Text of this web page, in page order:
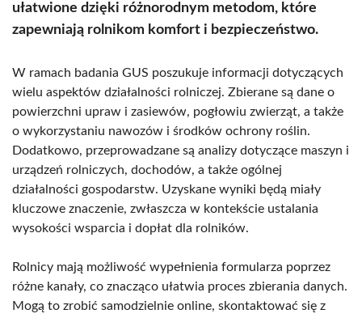
ułatwione dzięki różnorodnym metodom, które
zapewniają rolnikom komfort i bezpieczeństwo.
W ramach badania GUS poszukuje informacji dotyczących
wielu aspektów działalności rolniczej. Zbierane są dane o
powierzchni upraw i zasiewów, pogłowiu zwierząt, a także
o wykorzystaniu nawozów i środków ochrony roślin.
Dodatkowo, przeprowadzane są analizy dotyczące maszyn i
urządzeń rolniczych, dochodów, a także ogólnej
działalności gospodarstw. Uzyskane wyniki będą miały
kluczowe znaczenie, zwłaszcza w kontekście ustalania
wysokości wsparcia i dopłat dla rolników.
Rolnicy mają możliwość wypełnienia formularza poprzez
różne kanały, co znacząco ułatwia proces zbierania danych.
Mogą to zrobić samodzielnie online, skontaktować się z